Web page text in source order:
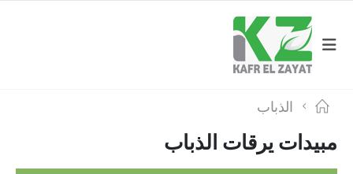
الذباب
مبيدات يرقات الذباب